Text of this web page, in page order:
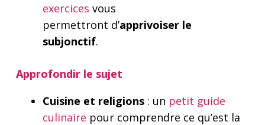
exercices vous
permettront d’apprivoiser le
subjonctif.
Approfondir le sujet
Cuisine et religions : un petit guide
culinaire pour comprendre ce qu’est la